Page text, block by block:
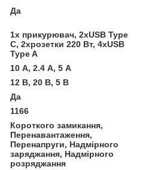
Да
1х прикурювач, 2хUSB Type
C, 2хрозетки 220 Вт, 4хUSB
Type A
10 А, 2.4 А, 5 А
12 В, 20 В, 5 В
Да
1166
Короткого замикання,
Перенавантаження,
Перенапруги, Надмірного
заряджання, Надмірного
розряджання